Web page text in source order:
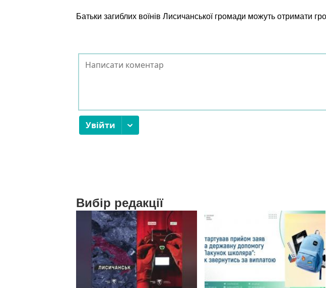
Батьки загиблих воїнів Лисичанської громади можуть отримати
Вибір редакції